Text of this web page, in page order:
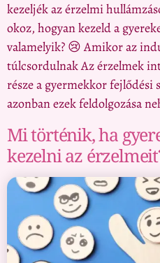
kezeljék az érzelmi
okoz, hogyan kezeld a
valamelyik? 😢 Amikor az
túlcsordulnak Az érzelmek
része a gyermekkor fejlődési
azonban ezek feldolgozása
Mi történik, ha
kezelni az